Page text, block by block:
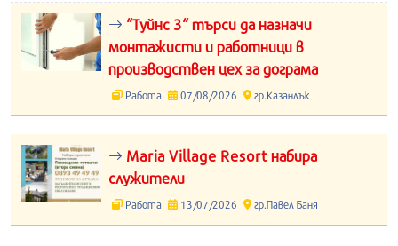
“Туйнс 3“ търси да назначи
монтажисти и работници в
производствен цех за дограма
Работа 07/08/2026 гр.Казанлък
Maria Village Resort набира
служители
Работа 13/07/2026 гр.Павел Баня